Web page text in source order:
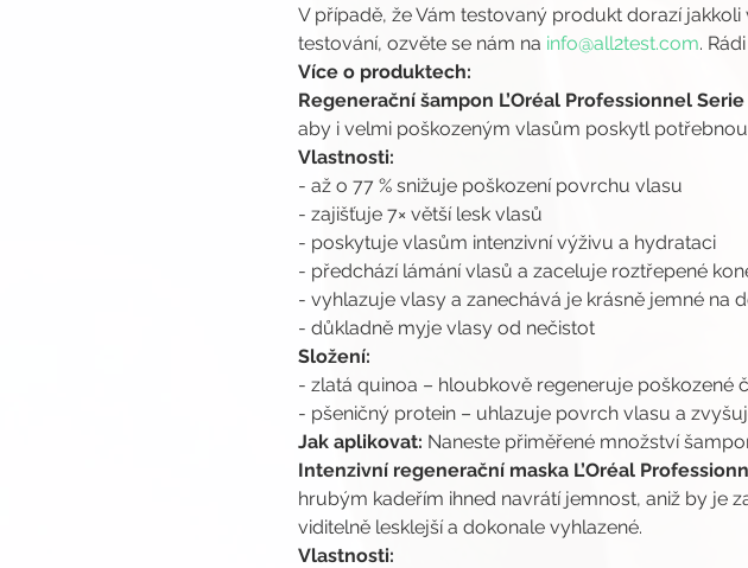
V případě, že Vám testovaný produkt dorazí
testování, ozvěte se nám na info@all2test.com.
Více o produktech:
Regenerační šampon L’Oréal Professionnel
aby i velmi poškozeným vlasům poskytl
Vlastnosti:
- až o 77 % snižuje poškození povrchu vlasu
- zajišťuje 7× větší lesk vlasů
- poskytuje vlasům intenzivní výživu a hydrataci
- předchází lámání vlasů a zaceluje roztřepené
- vyhlazuje vlasy a zanechává je krásně jemné na
- důkladně myje vlasy od nečistot
Složení:
- zlatá quinoa – hloubkově regeneruje poškozené
- pšeničný protein – uhlazuje povrch vlasu a
Jak aplikovat: Naneste přiměřené množství
Intenzivní regenerační maska L’Oréal
hrubým kadeřím ihned navrátí jemnost, aniž by je
viditelně lesklejší a dokonale vyhlazené.
Vlastnosti: